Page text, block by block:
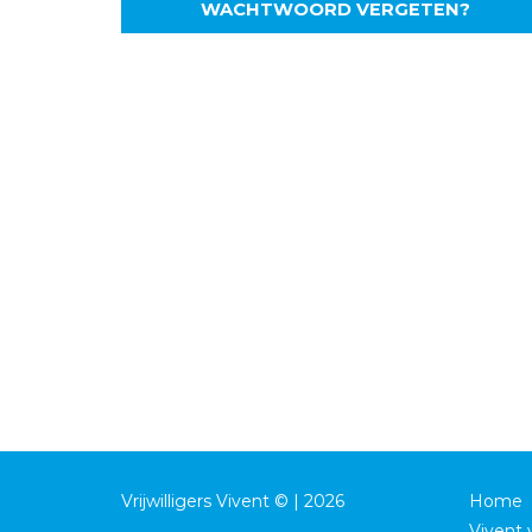
WACHTWOORD VERGETEN?
Vrijwilligers Vivent © | 2026
Home